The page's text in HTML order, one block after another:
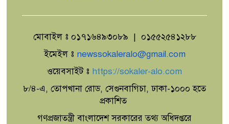
মোবাইল ঃ ০১৭১৬৪৯৩০৮৯ | ০১৫৫২৫৪১২৮৮
ইমেইল ঃ newssokaleralo@gmail.com
ওয়েবসাইট ঃ https://sokaler-alo.com
৮/৪-এ, তোপখানা রোড, সেগুনবাগিচা, ঢাকা-১০০০ হতে
প্রকাশিত
গণপ্রজাতন্ত্রী বাংলাদেশ সরকারের তথ্য অধিদপ্তরে